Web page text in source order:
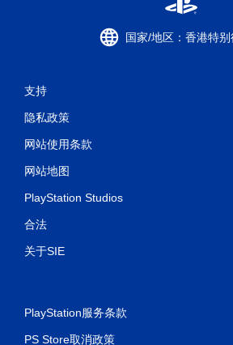
国家/地区：香港特
支持
隐私政策
网站使用条款
网站地图
PlayStation Studios
合法
关于SIE
PlayStation服务条款
PS Store取消政策